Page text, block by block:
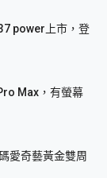
power上市，登
Max，有螢幕
愛奇藝黃金雙周